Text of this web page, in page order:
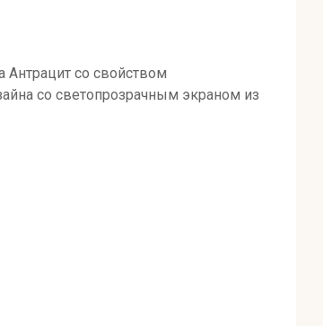
со свойством
со светопрозрачным экраном из